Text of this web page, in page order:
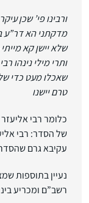
ורבינו פי’ שכן
מדקתני הא דר”ע
שלא יישן קא
ותרי מילי נינהו
שאכלו מעט כדי
טרם יישנו
כלומר רבי
של הסדר: רבי
עקיבא גרם
נעיין בתוספות
רשב”ם ומכריע